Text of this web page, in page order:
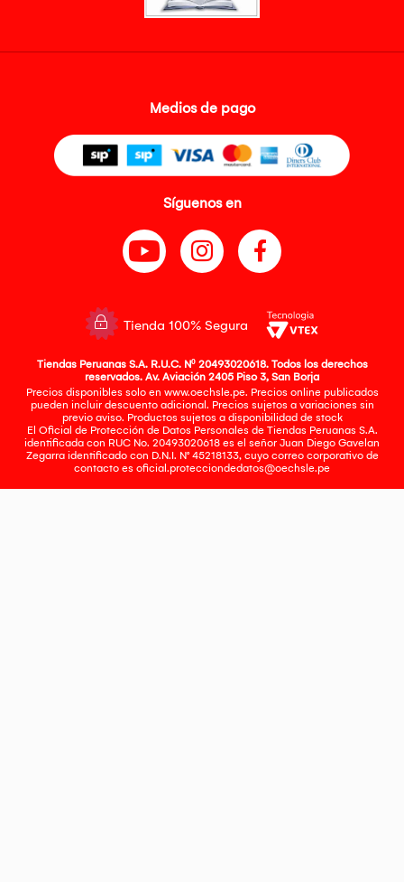
Medios de pago
Síguenos en
Tienda 100% Segura
Tiendas Peruanas S.A. R.U.C. Nº 20493020618. Todos los derechos
reservados. Av. Aviación 2405 Piso 3, San Borja
Precios disponibles solo en www.oechsle.pe. Precios online publicados
pueden incluir descuento adicional. Precios sujetos a variaciones sin
previo aviso. Productos sujetos a disponibilidad de stock
El Oficial de Protección de Datos Personales de Tiendas Peruanas S.A.
identificada con RUC No. 20493020618 es el señor Juan Diego Gavelan
Zegarra identificado con D.N.I. N° 45218133, cuyo correo corporativo de
contacto es oficial.protecciondedatos@oechsle.pe